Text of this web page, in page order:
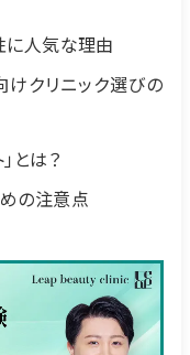
に人気な理由
クリニック選びの
とは？
の注意点